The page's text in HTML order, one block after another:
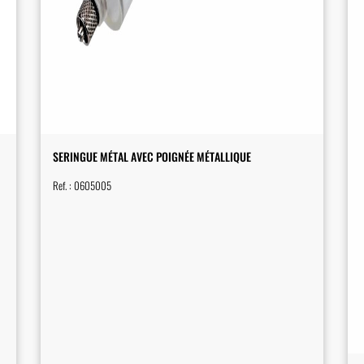
SERINGUE MÉTAL AVEC POIGNÉE MÉTALLIQUE
Ref. : 0605005